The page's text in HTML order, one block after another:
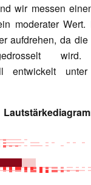
wir messen
moderater Wert.
aufdrehen, da
entwickelt